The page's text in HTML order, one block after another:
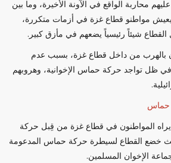
محاربة الواقع في الآونة الأخيرة، وما بين
يعيش مواطنو قطاع غزة في أزمات متكررة،
شيئاً رئيسياً يضعهم في مأزق كبير.
بالهرب من داخل قطاع غزة، بسبب عدم
ظل تواجد حركة حماس الإخوانية، وهروبهم
حماس
المواطنون في قطاع غزة من قِبل حركة
عام 2007، حيث خضع القطاع لسيطرة حركة حماس المدعومة
الإخوان المسلمين.